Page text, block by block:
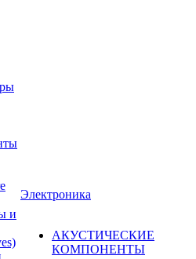
и
Электроника
АКУСТИЧЕСКИЕ
КОМПОНЕНТЫ